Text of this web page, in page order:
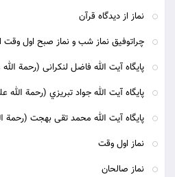
نماز از دیدگاه قرآن
چراتوفيق نماز شب و نماز صبح اول
پايگاه آيت الله فاضل لنکرانی (رحمة
پايگاه آيت الله جواد تبريزي (رحمة الله
پايگاه آيت الله محمد تقی بهجت (رحمة
نماز اول وقت
نماز صالحان